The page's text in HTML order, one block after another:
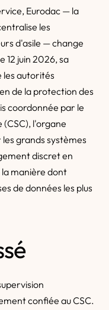
Eurodac — la
les
d'asile — change
12 juin 2026, sa
les autorités
de la protection des
coordonnée par le
l'organe
grands systèmes
discret en
la manière dont
de données les plus
confiée au CSC.